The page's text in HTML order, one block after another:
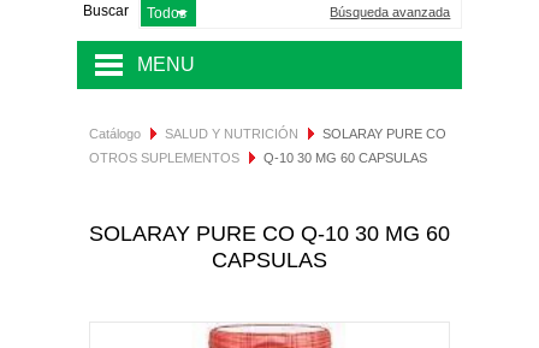
Buscar Búsqueda avanzada
MENU
SALUD Y NUTRICIÓN
CUIDADO PERSONAL
Catálogo
SALUD Y NUTRICIÓN
OTROS SUPLEMENTOS
SOLARAY PURE CO
Q-10 30 MG 60 CAPSULAS
SOLARAY PURE CO Q-10 30 MG 60
CAPSULAS